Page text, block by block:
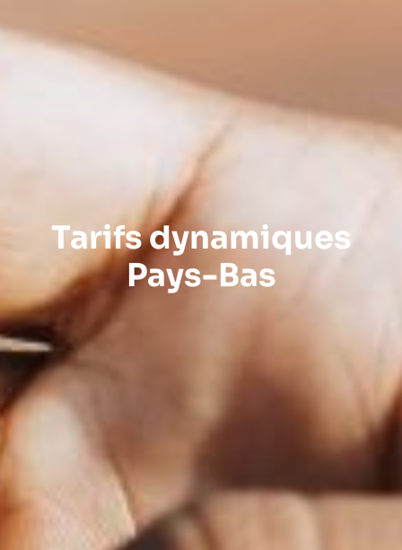
Tarifs dynamiques
Pays-Bas